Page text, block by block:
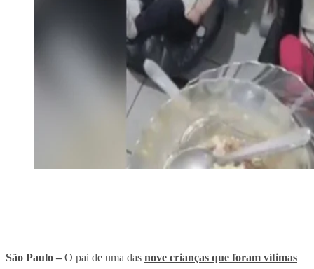
São Paulo – O pai de uma das nove crianças que foram vítimas